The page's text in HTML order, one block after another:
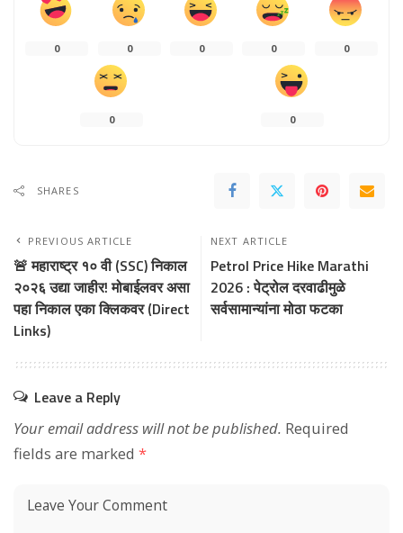
0 0 0 0 0
0 0
SHARES
PREVIOUS ARTICLE
🚨 महाराष्ट्र १० वी (SSC) निकाल
२०२६ उद्या जाहीर! मोबाईलवर असा
पहा निकाल एका क्लिकवर (Direct
Links)
NEXT ARTICLE
Petrol Price Hike Marathi
2026 : पेट्रोल दरवाढीमुळे
सर्वसामान्यांना मोठा फटका
Leave a Reply
Your email address will not be published. Required
fields are marked *